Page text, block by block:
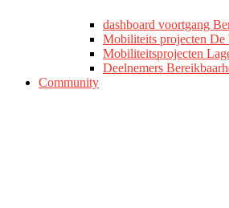
dashboard voortgang
Mobiliteits projecten De
Mobiliteitsprojecten
Deelnemers
Community